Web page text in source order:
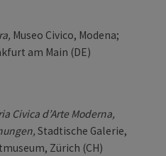
Museo Civico, Modena;
am Main (DE)
Civica d’Arte Moderna,
Stadtische Galerie,
Zürich (CH)